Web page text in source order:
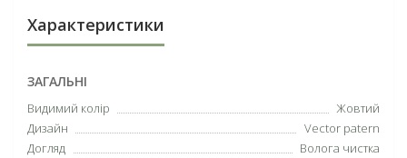
Характеристики
ЗАГАЛЬНІ
Видимий колір
Жовтий
Дизайн
Vector patern
Догляд
Волога чистка